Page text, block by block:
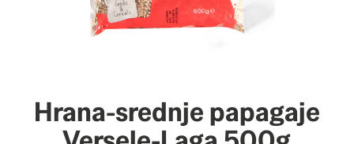
Hrana-srednje papagaje